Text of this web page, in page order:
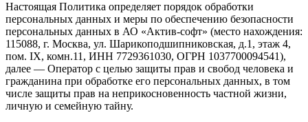
Настоящая Политика определяет порядок обработки
персональных данных и меры по обеспечению безопасности
персональных данных в АО «Актив-софт» (место нахождения:
115088, г. Москва, ул. Шарикоподшипниковская, д.1, этаж 4,
пом. IX, комн.11, ИНН 7729361030, ОГРН 1037700094541),
далее — Оператор с целью защиты прав и свобод человека и
гражданина при обработке его персональных данных, в том
числе защиты прав на неприкосновенность частной жизни,
личную и семейную тайну.